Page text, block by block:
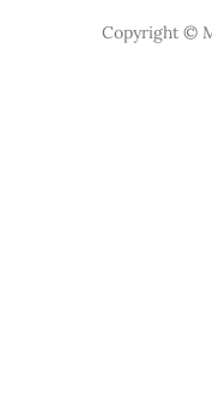
Copyright ©